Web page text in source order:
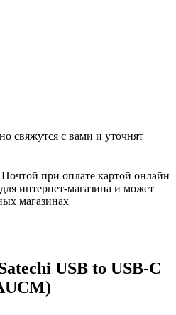
свяжутся с вами и уточнят
при оплате картой онлайн
интернет-магазина и может
магазинах
USB to USB-C